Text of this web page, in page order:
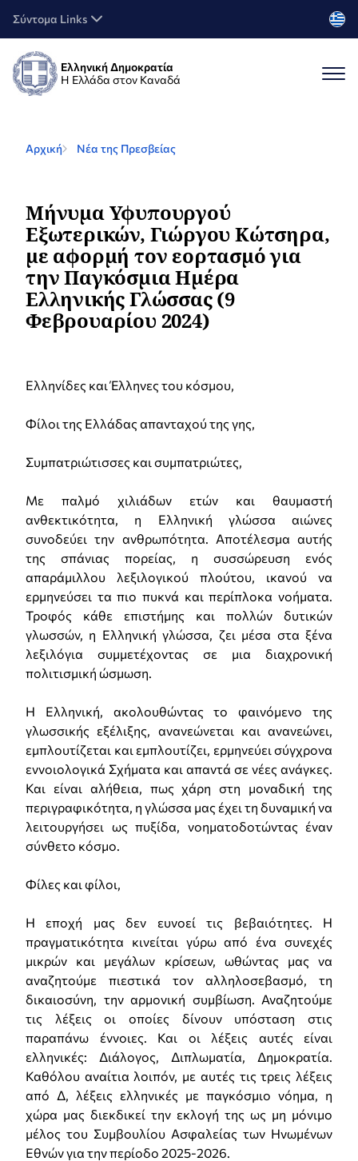
Σύντομα Links
Ελληνική Δημοκρατία
Η Ελλάδα στον Καναδά
Αρχική Νέα της Πρεσβείας
Μήνυμα Υφυπουργού
Εξωτερικών, Γιώργου Κώτσηρα,
με αφορμή τον εορτασμό για
την Παγκόσμια Ημέρα
Ελληνικής Γλώσσας (9
Φεβρουαρίου 2024)
Ελληνίδες και Έλληνες του κόσμου,
Φίλοι της Ελλάδας απανταχού της γης,
Συμπατριώτισσες και συμπατριώτες,
Με παλμό χιλιάδων ετών και θαυμαστή
ανθεκτικότητα, η Ελληνική γλώσσα αιώνες
συνοδεύει την ανθρωπότητα. Αποτέλεσμα αυτής
της σπάνιας πορείας, η συσσώρευση ενός
απαράμιλλου λεξιλογικού πλούτου, ικανού να
ερμηνεύσει τα πιο πυκνά και περίπλοκα νοήματα.
Τροφός κάθε επιστήμης και πολλών δυτικών
γλωσσών, η Ελληνική γλώσσα, ζει μέσα στα ξένα
λεξιλόγια συμμετέχοντας σε μια διαχρονική
πολιτισμική ώσμωση.
Η Ελληνική, ακολουθώντας το φαινόμενο της
γλωσσικής εξέλιξης, ανανεώνεται και ανανεώνει,
εμπλουτίζεται και εμπλουτίζει, ερμηνεύει σύγχρονα
εννοιολογικά Σχήματα και απαντά σε νέες ανάγκες.
Και είναι αλήθεια, πως χάρη στη μοναδική της
περιγραφικότητα, η γλώσσα μας έχει τη δυναμική να
λειτουργήσει ως πυξίδα, νοηματοδοτώντας έναν
σύνθετο κόσμο.
Φίλες και φίλοι,
Η εποχή μας δεν ευνοεί τις βεβαιότητες. Η
πραγματικότητα κινείται γύρω από ένα συνεχές
μικρών και μεγάλων κρίσεων, ωθώντας μας να
αναζητούμε πιεστικά τον αλληλοσεβασμό, τη
δικαιοσύνη, την αρμονική συμβίωση. Αναζητούμε
τις λέξεις οι οποίες δίνουν υπόσταση στις
παραπάνω έννοιες. Και οι λέξεις αυτές είναι
ελληνικές: Διάλογος, Διπλωματία, Δημοκρατία.
Καθόλου αναίτια λοιπόν, με αυτές τις τρεις λέξεις
από Δ, λέξεις ελληνικές με παγκόσμιο νόημα, η
χώρα μας διεκδικεί την εκλογή της ως μη μόνιμο
μέλος του Συμβουλίου Ασφαλείας των Ηνωμένων
Εθνών για την περίοδο 2025-2026.